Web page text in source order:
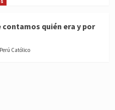
contamos quién era y por
Católico